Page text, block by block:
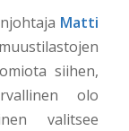
Matti
siihen,
olo
valitsee